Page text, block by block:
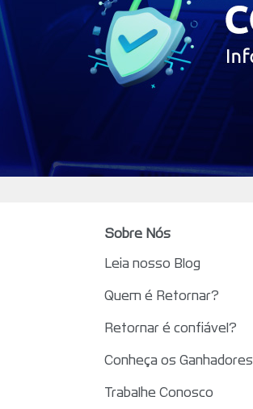
Sobre Nós
Leia nosso Blog
Quem é Retornar?
Retornar é confiável?
Conheça os Ganhadores
Trabalhe Conosco